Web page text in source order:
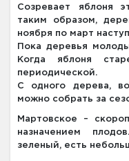
Созревает яблоня
таким образом,
ноября по март
Пока деревья
Когда яблоня
периодической.
С одного дерева,
можно собрать за
Мартовское –
назначением
зеленый, есть